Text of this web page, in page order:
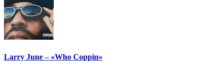
Larry June – «Who Coppin»